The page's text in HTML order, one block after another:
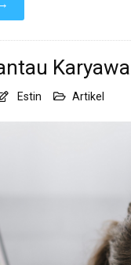
Estin Artikel